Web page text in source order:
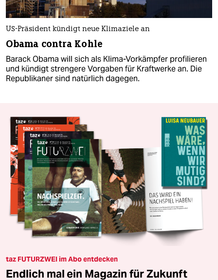
US-Präsident kündigt neue Klimaziele an
Obama contra Kohle
Barack Obama will sich als Klima-Vorkämpfer profilieren
und kündigt strengere Vorgaben für Kraftwerke an. Die
Republikaner sind natürlich dagegen.
taz FUTURZWEI im Abo entdecken
Endlich mal ein Magazin für Zukunft